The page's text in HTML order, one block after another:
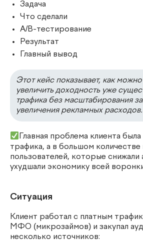
Задача
Что сделали
A/B-тестирование
Результат
Главный вывод
Этот кейс показывает, как
увеличить доходность уже
трафика без масштабирования
увеличения рекламных расходов.
Главная проблема клиента
трафика, а в большом
пользователей, которые
ухудшали экономику всей
Ситуация
Клиент работал с платным
МФО (микрозаймов) и закупал
несколько источников: